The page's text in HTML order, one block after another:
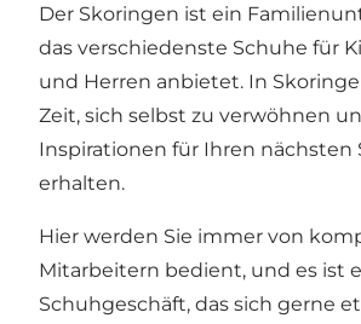
Der Skoringen ist ein
das verschiedenste Schuhe für
und Herren anbietet. In
Zeit, sich selbst zu verwöhnen
Inspirationen für Ihren nächsten
erhalten.
Hier werden Sie immer von
Mitarbeitern bedient, und es ist
Schuhgeschäft, das sich gerne